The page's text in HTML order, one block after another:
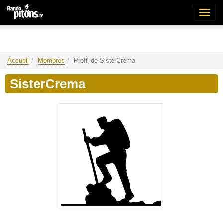
Accueil Membres Profil de SisterCrema
SisterCrema